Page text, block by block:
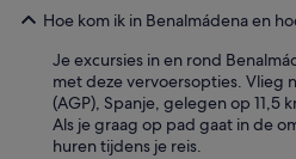
Hoe kom ik in Benalmádena en
Je excursies in en rond
met deze vervoersopties. Vlieg
(AGP), Spanje, gelegen op 11,5
Als je graag op pad gaat in de
huren tijdens je reis.